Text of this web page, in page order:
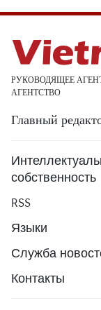
РУКОВОДЯЩЕЕ
АГЕНТСТВО
Главный
собственность
RSS
Языки
Служба
Контакты